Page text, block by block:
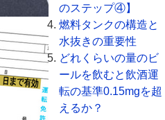
のステップ④】
燃料タンクの構造と
水抜きの重要性
どれくらいの量のビ
ールを飲むと飲酒運
転の基準0.15mgを超
えるか？